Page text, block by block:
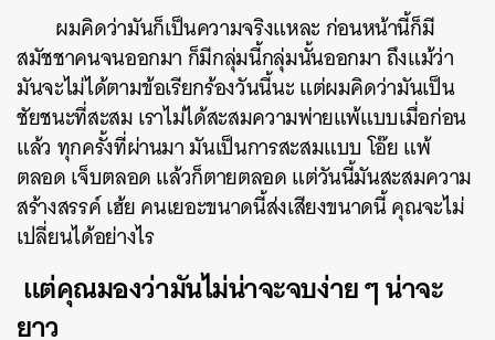
ผมคิดว่ามันก็เป็นความจริงแหละ ก่อนหน้านี้ก็มี
สมัชชาคนจนออกมา ก็มีกลุ่มนี้กลุ่มนั้นออกมา ถึงแม้ว่า
มันจะไม่ได้ตามข้อเรียกร้องวันนี้นะ แต่ผมคิดว่ามันเป็น
ชัยชนะที่สะสม เราไม่ได้สะสมความพ่ายแพ้แบบเมื่อก่อน
แล้ว ทุกครั้งที่ผ่านมา มันเป็นการสะสมแบบ โอ๊ย แพ้
ตลอด เจ็บตลอด แล้วก็ตายตลอด แต่วันนี้มันสะสมความ
สร้างสรรค์ เฮ้ย คนเยอะขนาดนี้ส่งเสียงขนาดนี้ คุณจะไม่
เปลี่ยนได้อย่างไร
แต่คุณมองว่ามันไม่น่าจะจบง่าย ๆ น่าจะ
ยาว